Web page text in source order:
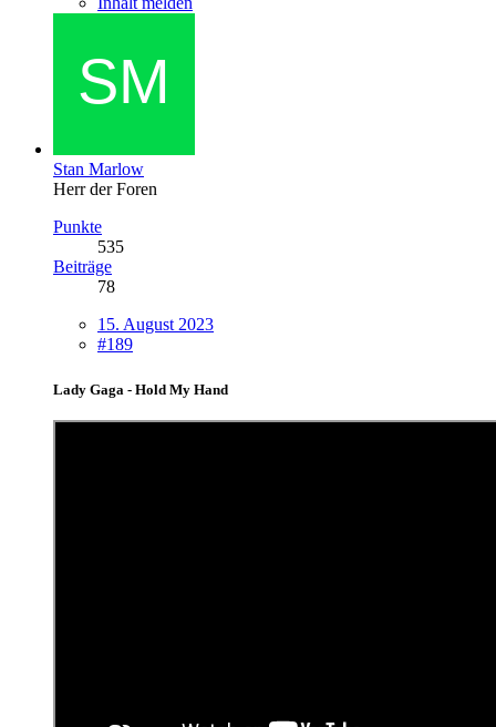
Stan Marlow
Herr der Foren
Punkte
535
Beiträge
78
15. August 2023
#189
Lady Gaga - Hold My Hand